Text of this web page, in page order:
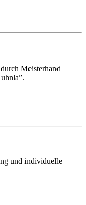
Meisterhand
und individuelle